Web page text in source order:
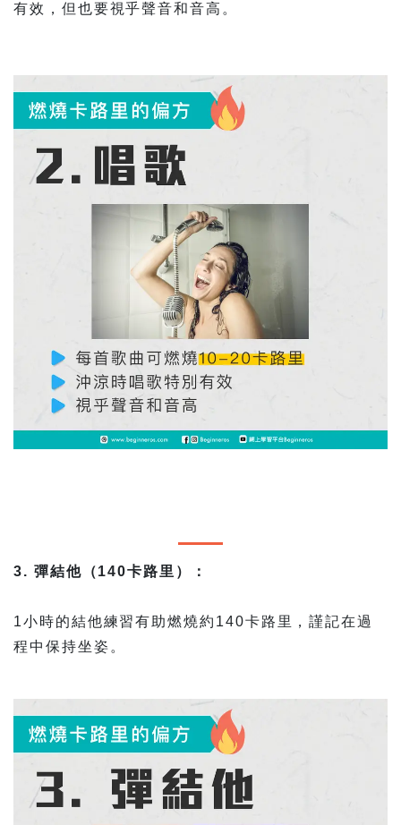
有效，但也要視乎聲音和音高。
3. 彈結他（140卡路里）：
1小時的結他練習有助燃燒約140卡路里，謹記在過
程中保持坐姿。